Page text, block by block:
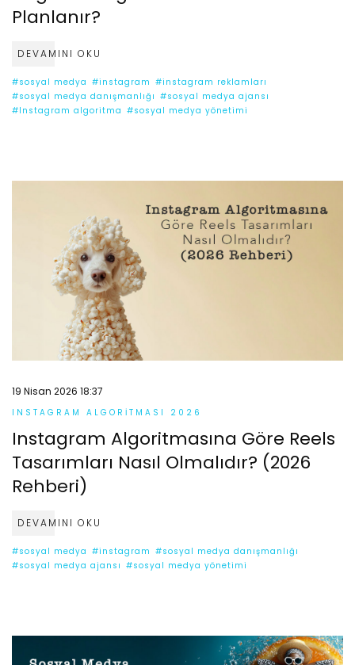
Planlanır?
DEVAMINI OKU
#sosyal medya #instagram #instagram reklamları
#sosyal medya danışmanlığı #sosyal medya ajansı
#Instagram algoritma #sosyal medya yönetimi
19 Nisan 2026 18:37
INSTAGRAM ALGORITMASI 2026
Instagram Algoritmasına Göre Reels
Tasarımları Nasıl Olmalıdır? (2026
Rehberi)
DEVAMINI OKU
#sosyal medya #instagram #sosyal medya danışmanlığı
#sosyal medya ajansı #sosyal medya yönetimi